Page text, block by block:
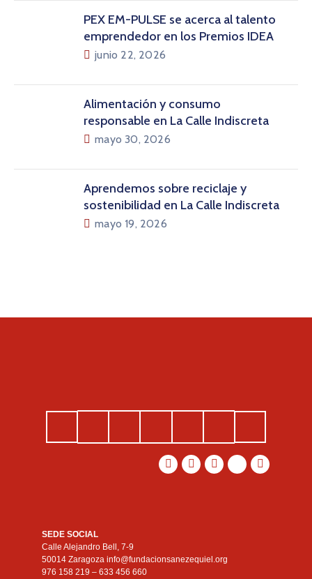
PEX EM-PULSE se acerca al talento
emprendedor en los Premios IDEA
junio 22, 2026
Alimentación y consumo
responsable en La Calle Indiscreta
mayo 30, 2026
Aprendemos sobre reciclaje y
sostenibilidad en La Calle Indiscreta
mayo 19, 2026
SEDE SOCIAL
Calle Alejandro Bell, 7-9
50014 Zaragoza info@fundacionsanezequiel.org
976 158 219 – 633 456 660